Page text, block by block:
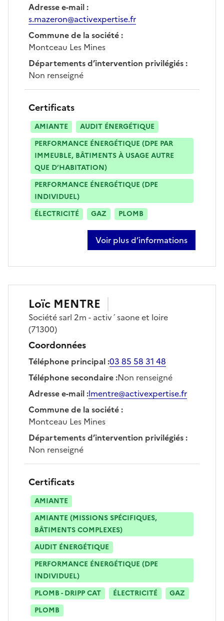
Adresse e-mail:
s.mazeron@activexpertise.fr
Commune de la société:
Montceau Les Mines
Départements d’intervention privilégiés:
Non renseigné
Certificats
AMIANTE
AUDIT ÉNERGÉTIQUE
PERFORMANCE ÉNERGÉTIQUE (DPE PAR
IMMEUBLE, BÂTIMENTS À USAGE AUTRE
QUE D’HABITATION)
PERFORMANCE ÉNERGÉTIQUE (DPE
INDIVIDUEL)
ÉLECTRICITÉ
GAZ PLOMB
Voir plus d’informations
sur simon mazeron
Loïc MENTRE
Sociétésarl 2m - activ´saone et loire
(71300)
Coordonnées
Téléphone principal:03 85 58 31 48
Téléphone secondaire:Non renseigné
Adresse e-mail:lmentre@activexpertise.fr
Commune de la société:
Montceau Les Mines
Départements d’intervention privilégiés:
Non renseigné
Certificats
AMIANTE
AMIANTE (MISSIONS SPÉCIFIQUES,
BÂTIMENTS COMPLEXES)
AUDIT ÉNERGÉTIQUE
PERFORMANCE ÉNERGÉTIQUE (DPE
INDIVIDUEL)
PLOMB - DRIPP CAT
ÉLECTRICITÉ
GAZ
PLOMB